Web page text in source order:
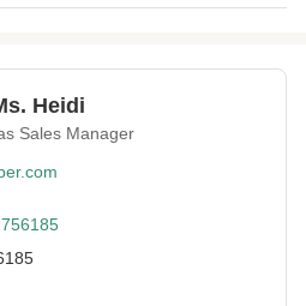
de grapa de poliéster
Heidi
Sales Manager